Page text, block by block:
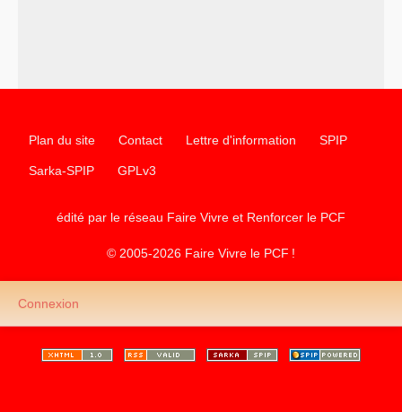
Plan du site Contact Lettre d'information SPIP
Sarka-SPIP GPLv3
édité par le réseau Faire Vivre et Renforcer le PCF
© 2005-2026 Faire Vivre le PCF !
Connexion